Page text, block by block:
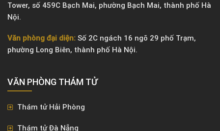
Tower, số 459C Bạch Mai, phường Bạch Mai, thành phố Hà
Nội.
Văn phòng đại diện: Số 2C ngách 16 ngõ 29 phố Trạm,
phường Long Biên, thành phố Hà Nội.
VĂN PHÒNG ​THÁM TỬ
Thám tử Hải Phòng
Thám tử Đà Nẵng